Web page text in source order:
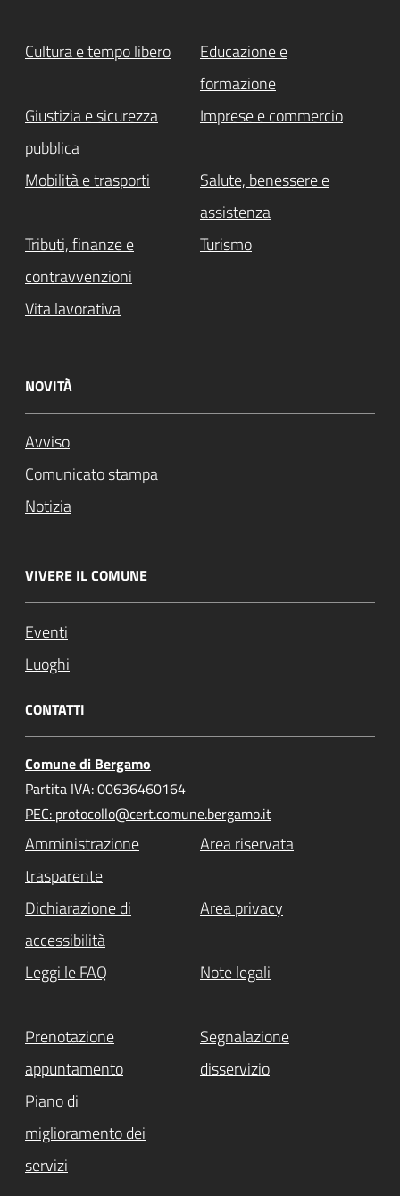
Cultura e tempo libero
Educazione e
formazione
Giustizia e sicurezza
pubblica
Imprese e commercio
Mobilità e trasporti
Salute, benessere e
assistenza
Tributi, finanze e
contravvenzioni
Turismo
Vita lavorativa
NOVITÀ
Avviso
Comunicato stampa
Notizia
VIVERE IL COMUNE
Eventi
Luoghi
CONTATTI
Comune di Bergamo
Partita IVA: 00636460164
PEC: protocollo@cert.comune.bergamo.it
Amministrazione
trasparente
Area riservata
Dichiarazione di
accessibilità
Area privacy
Leggi le FAQ Note legali
Prenotazione
appuntamento
Segnalazione
disservizio
Piano di
miglioramento dei
servizi